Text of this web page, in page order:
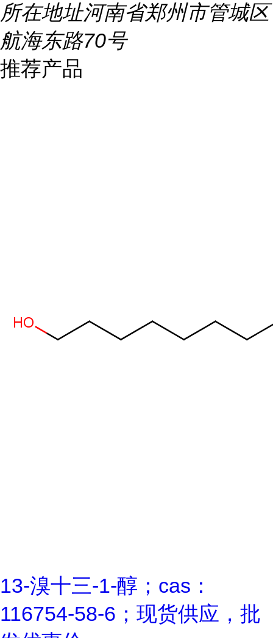
所在地址河南省郑州市管城区
航海东路70号
推荐产品
13-溴十三-1-醇；cas：
116754-58-6；现货供应，批